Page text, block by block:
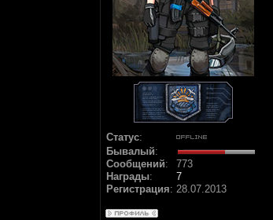
Статус:
Бывалый:
Сообщений:
773
Награды:
7
Регистрация: 28.07.2013